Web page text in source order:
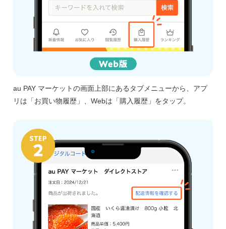
au PAY マーケットの画面上部にあるタブメニューから、アプ
リは「お買い物履歴」、Webは「購入履歴 」をタップ。